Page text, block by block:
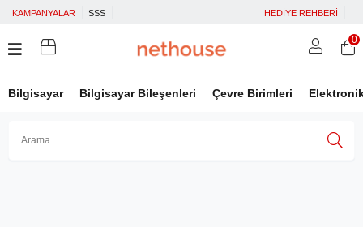
KAMPANYALAR SSS HEDİYE REHBERİ
Bilgisayar Bilgisayar Bileşenleri Çevre Birimleri
0